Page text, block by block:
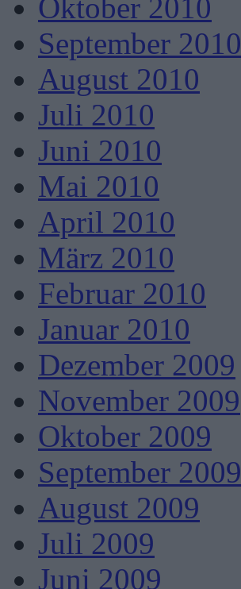
Oktober 2010
September 2010
August 2010
Juli 2010
Juni 2010
Mai 2010
April 2010
März 2010
Februar 2010
Januar 2010
Dezember 2009
November 2009
Oktober 2009
September 2009
August 2009
Juli 2009
Juni 2009